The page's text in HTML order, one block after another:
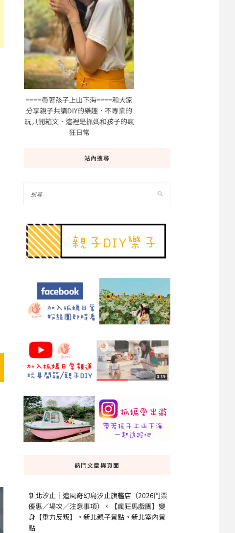
====帶著孩子上山下海====和大家
分享親子共讀DIY的樂趣．不專業的
玩具開箱文．這裡是抓媽和孩子的瘋
狂日常
站內搜尋
熱門文章與頁面
新北汐止｜追風奇幻島汐止旗艦店（2026門票
優惠／場次／注意事項）。【瘋狂馬戲團】變
身【重力反叛】。新北親子景點。新北室內景
點